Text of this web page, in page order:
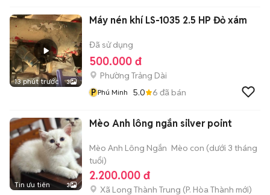
13 phút trước 3
Máy nén khí LS-1035 2.5 HP Đỏ xám
Đã sử dụng
500.000 đ
Phường Trảng Dài
P Phú Minh 5.0 6 đã bán
Tin ưu tiên 3
Mèo Anh lông ngắn silver point
Mèo Anh Lông Ngắn Mèo con (dưới 3 tháng
tuổi)
2.200.000 đ
Xã Long Thành Trung (P. Hòa Thành mới)